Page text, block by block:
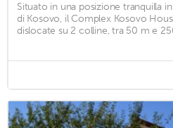
Situato in una posizione tranquilla
di Kosovo, il Complex Kosovo
dislocate su 2 colline, tra 50 m e